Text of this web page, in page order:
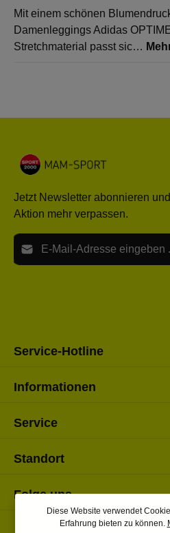
Mit einem schönen
Damenleggings Adidas
Stretchmaterial passt sic…
Jetzt Newsletter abonnieren
Aktion mehr verpassen.
E-Mail-Adresse*
Service-Hotline
Informationen
Service
Standort
Folge uns
Diese Website verwendet
Erfahrung bieten zu können.